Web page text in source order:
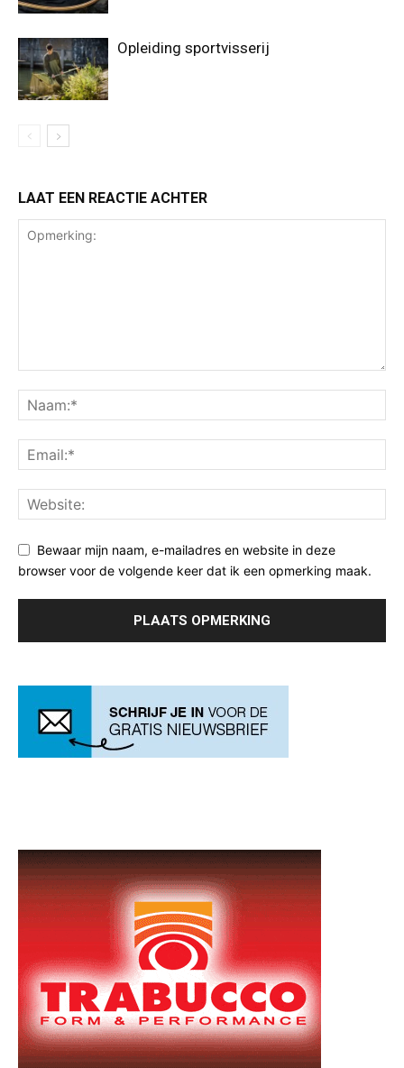
Opleiding sportvisserij
LAAT EEN REACTIE ACHTER
Bewaar mijn naam, e-mailadres en website in deze
browser voor de volgende keer dat ik een opmerking maak.